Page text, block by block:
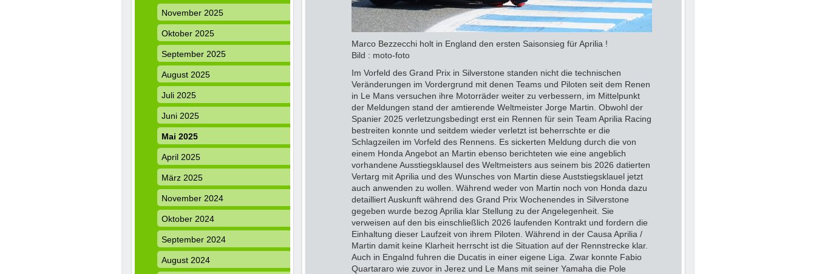
Marco Bezzecchi holt in England den ersten Saisonsieg für Aprilia !
Bild : moto-foto
Im Vorfeld des Grand Prix in Silverstone standen nicht die technischen
Veränderungen im Vordergrund mit denen Teams und Piloten seit dem Renen
in Le Mans versuchen ihre Motorräder weiter zu verbessern, im Mittelpunkt
der Meldungen stand der amtierende Weltmeister Jorge Martin. Obwohl der
Spanier 2025 verletzungsbedingt erst ein Rennen für sein Team Aprilia Racing
bestreiten konnte und seitdem wieder verletzt ist beherrschte er die
Schlagzeilen im Vorfeld des Rennens. Es sickerten Meldung durch die von
einem Honda Angebot an Martin ebenso berichteten wie eine angeblich
vorhandene Ausstiegsklausel des Weltmeisters aus seinem bis 2026 datierten
Vertarg mit Aprilia und des Wunsches von Martin diese Auststiegsklauel jetzt
auch anwenden zu wollen. Während weder von Martin noch von Honda dazu
detailliert Auskunft während des Grand Prix Wochenendes in Silverstone
gegeben wurde bezog Aprilia klar Stellung zu der Angelegenheit. Sie
verweisen auf den bis einschließlich 2026 laufenden Kontrakt und fordern die
Einhaltung dieser Laufzeit von ihrem Piloten. Während in der Causa Aprilia /
Martin damit keine Klarheit herrscht ist die Situation auf der Rennstrecke klar.
Auch in Engalnd fuhren die Ducatis in einer eigene Liga. Zwar konnte Fabio
Quartararo wie zuvor in Jerez und Le Mans mit seiner Yamaha die Pole
November 2025
Oktober 2025
September 2025
August 2025
Juli 2025
Juni 2025
Mai 2025
April 2025
März 2025
November 2024
Oktober 2024
September 2024
August 2024